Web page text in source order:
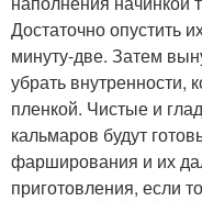
Достаточно опустить
минуту-две. Затем
убрать внутренности,
пленкой. Чистые и
кальмаров будут
фарширования и их
приготовления, если